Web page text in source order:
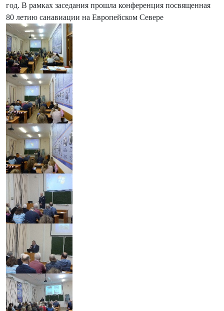
год. В рамках заседания прошла конференция посвященная
80 летию санавиации на Европейском Севере